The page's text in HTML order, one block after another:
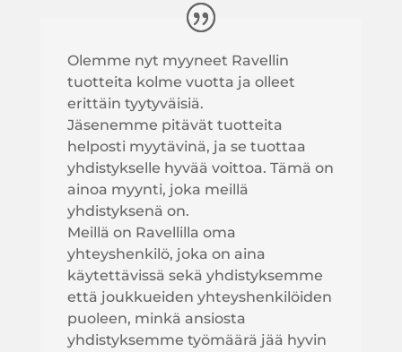
Olemme nyt myyneet Ravellin
tuotteita kolme vuotta ja olleet
erittäin tyytyväisiä.
Jäsenemme pitävät tuotteita
helposti myytävinä, ja se tuottaa
yhdistykselle hyvää voittoa. Tämä on
ainoa myynti, joka meillä
yhdistyksenä on.
Meillä on Ravellilla oma
yhteyshenkilö, joka on aina
käytettävissä sekä yhdistyksemme
että joukkueiden yhteyshenkilöiden
puoleen, minkä ansiosta
yhdistyksemme työmäärä jää hyvin